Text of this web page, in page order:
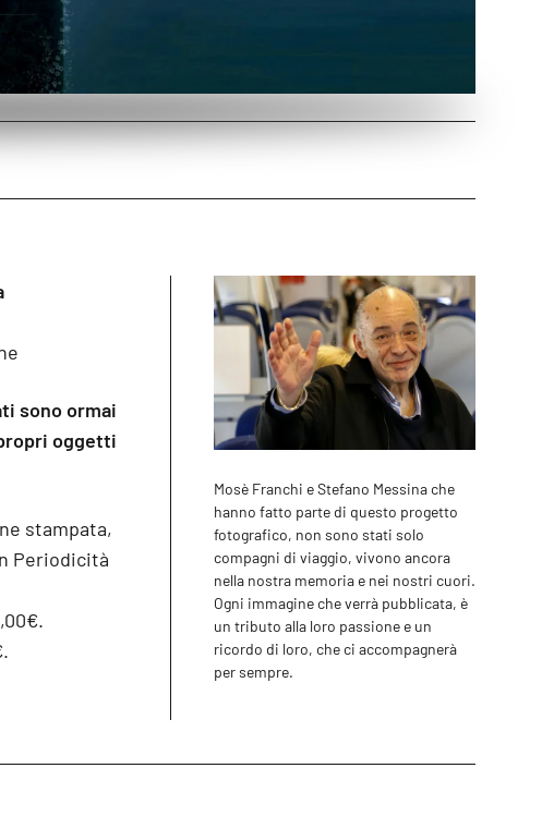
sono ormai
oggetti
stampata,
Periodicità
Mosè Franchi e Stefano Messina che
hanno fatto parte di questo progetto
fotografico, non sono stati solo
compagni di viaggio, vivono ancora
nella nostra memoria e nei nostri cuori.
Ogni immagine che verrà pubblicata, è
un tributo alla loro passione e un
ricordo di loro, che ci accompagnerà
per sempre.